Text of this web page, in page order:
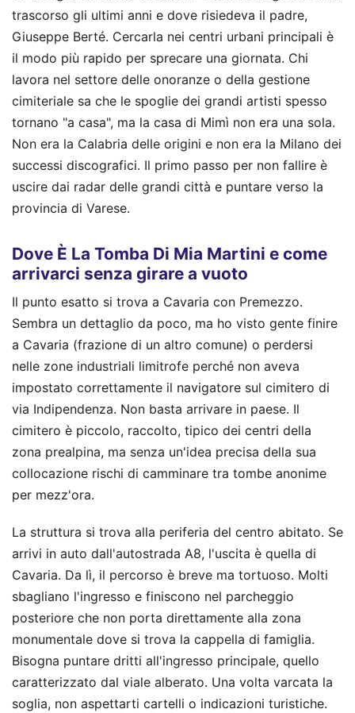
trascorso gli ultimi anni e dove risiedeva il padre,
Giuseppe Berté. Cercarla nei centri urbani principali è
il modo più rapido per sprecare una giornata. Chi
lavora nel settore delle onoranze o della gestione
cimiteriale sa che le spoglie dei grandi artisti spesso
tornano "a casa", ma la casa di Mimì non era una sola.
Non era la Calabria delle origini e non era la Milano dei
successi discografici. Il primo passo per non fallire è
uscire dai radar delle grandi città e puntare verso la
provincia di Varese.
Dove È La Tomba Di Mia Martini e come
arrivarci senza girare a vuoto
Il punto esatto si trova a Cavaria con Premezzo.
Sembra un dettaglio da poco, ma ho visto gente finire
a Cavaria (frazione di un altro comune) o perdersi
nelle zone industriali limitrofe perché non aveva
impostato correttamente il navigatore sul cimitero di
via Indipendenza. Non basta arrivare in paese. Il
cimitero è piccolo, raccolto, tipico dei centri della
zona prealpina, ma senza un'idea precisa della sua
collocazione rischi di camminare tra tombe anonime
per mezz'ora.
La struttura si trova alla periferia del centro abitato. Se
arrivi in auto dall'autostrada A8, l'uscita è quella di
Cavaria. Da lì, il percorso è breve ma tortuoso. Molti
sbagliano l'ingresso e finiscono nel parcheggio
posteriore che non porta direttamente alla zona
monumentale dove si trova la cappella di famiglia.
Bisogna puntare dritti all'ingresso principale, quello
caratterizzato dal viale alberato. Una volta varcata la
soglia, non aspettarti cartelli o indicazioni turistiche.